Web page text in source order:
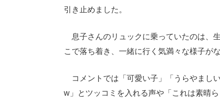
引き止めました。
息子さんのリュックに乗っていたのは、
こで落ち着き、一緒に行く気満々な様子が
コメントでは「可愛い子」「うらやまし
w」とツッコミを入れる声や「これは素晴